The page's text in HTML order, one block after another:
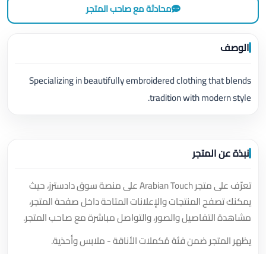
محادثة مع صاحب المتجر
الوصف
Specializing in beautifully embroidered clothing that blends
tradition with modern style.
نبذة عن المتجر
تعرّف على متجر Arabian Touch على منصة سوق دادسترز، حيث
يمكنك تصفح المنتجات والإعلانات المتاحة داخل صفحة المتجر،
مشاهدة التفاصيل والصور، والتواصل مباشرة مع صاحب المتجر.
يظهر المتجر ضمن فئة مُكملات الأناقة - ملابس وأحذية.